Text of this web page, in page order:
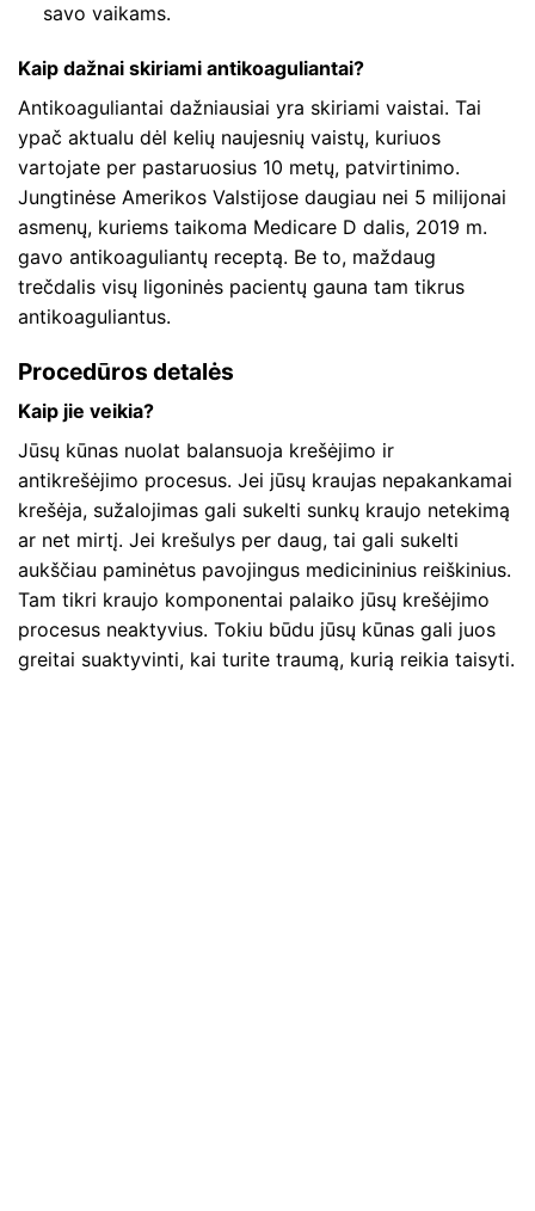
savo vaikams.
Kaip dažnai skiriami antikoaguliantai?
Antikoaguliantai dažniausiai yra skiriami vaistai. Tai
ypač aktualu dėl kelių naujesnių vaistų, kuriuos
vartojate per pastaruosius 10 metų, patvirtinimo.
Jungtinėse Amerikos Valstijose daugiau nei 5 milijonai
asmenų, kuriems taikoma Medicare D dalis, 2019 m.
gavo antikoaguliantų receptą. Be to, maždaug
trečdalis visų ligoninės pacientų gauna tam tikrus
antikoaguliantus.
Procedūros detalės
Kaip jie veikia?
Jūsų kūnas nuolat balansuoja krešėjimo ir
antikrešėjimo procesus. Jei jūsų kraujas nepakankamai
krešėja, sužalojimas gali sukelti sunkų kraujo netekimą
ar net mirtį. Jei krešulys per daug, tai gali sukelti
aukščiau paminėtus pavojingus medicininius reiškinius.
Tam tikri kraujo komponentai palaiko jūsų krešėjimo
procesus neaktyvius. Tokiu būdu jūsų kūnas gali juos
greitai suaktyvinti, kai turite traumą, kurią reikia taisyti.